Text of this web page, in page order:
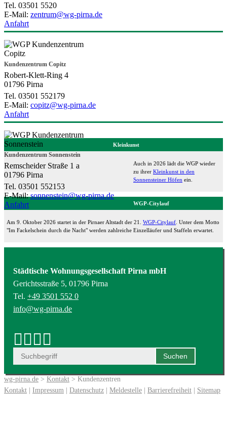
Tel. 03501 5520
E-Mail: zentrum@wg-pirna.de
Anfahrt
Kundenzentrum Copitz
Robert-Klett-Ring 4
01796 Pirna
Tel. 03501 552179
E-Mail: copitz@wg-pirna.de
Anfahrt
Kundenzentrum Sonnenstein
Remscheider Straße 1 a
01796 Pirna
Tel. 03501 552153
E-Mail:sonnenstein@wg-pirna.de
Anfahrt
Kleinkunst
Auch in 2026 lädt die WGP wieder
zu ihrer Kleinkunst in den
Sonnensteiner Höfen ein.
WGP-Citylauf
Am 9. Oktober 2026 startet in der Pirnaer Altstadt der 21. WGP-Citylauf . Unter dem Motto
"Im Fackelschein durch die Nacht" werden zahlreiche Einzelläufer und Staffeln erwartet.
Städtische Wohnungsgesellschaft Pirna mbH
Gerichtsstraße 5, 01796 Pirna
Tel. +49 3501 552 0
info@wg-pirna.de
wg-pirna.de > Kontakt > Kundenzentren
Kontakt | Impressum | Datenschutz | Meldestelle | Barrierefreiheit | Sitemap